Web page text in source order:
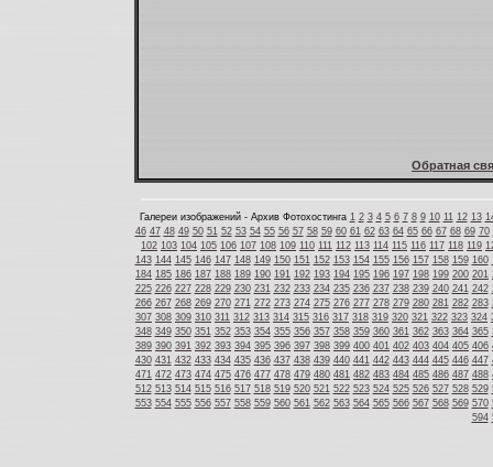
Обратная
Галереи изображений - Архив Фотохостинга 1 2 3 4 5 6 7 8 9 10 11 12 13
46 47 48 49 50 51 52 53 54 55 56 57 58 59 60 61 62 63 64 65 66 67 68 69 70
102 103 104 105 106 107 108 109 110 111 112 113 114 115 116 117 118 119
143 144 145 146 147 148 149 150 151 152 153 154 155 156 157 158 159 160
184 185 186 187 188 189 190 191 192 193 194 195 196 197 198 199 200 201
225 226 227 228 229 230 231 232 233 234 235 236 237 238 239 240 241 242
266 267 268 269 270 271 272 273 274 275 276 277 278 279 280 281 282 283
307 308 309 310 311 312 313 314 315 316 317 318 319 320 321 322 323 324
348 349 350 351 352 353 354 355 356 357 358 359 360 361 362 363 364 365
389 390 391 392 393 394 395 396 397 398 399 400 401 402 403 404 405 406
430 431 432 433 434 435 436 437 438 439 440 441 442 443 444 445 446 447
471 472 473 474 475 476 477 478 479 480 481 482 483 484 485 486 487 488
512 513 514 515 516 517 518 519 520 521 522 523 524 525 526 527 528 529
553 554 555 556 557 558 559 560 561 562 563 564 565 566 567 568 569 570
594